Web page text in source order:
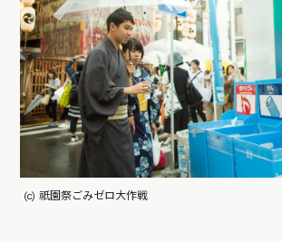
(c) 祇園祭ごみゼロ大作戦